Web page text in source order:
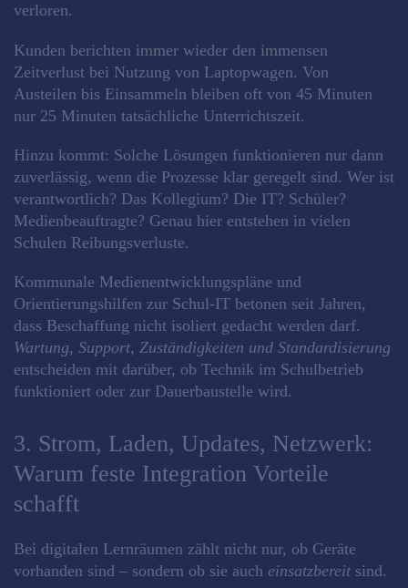
verloren.
Kunden berichten immer wieder den immensen
Zeitverlust bei Nutzung von Laptopwagen. Von
Austeilen bis Einsammeln bleiben oft von 45 Minuten
nur 25 Minuten tatsächliche Unterrichtszeit.
Hinzu kommt: Solche Lösungen funktionieren nur dann
zuverlässig, wenn die Prozesse klar geregelt sind. Wer ist
verantwortlich? Das Kollegium? Die IT? Schüler?
Medienbeauftragte? Genau hier entstehen in vielen
Schulen Reibungsverluste.
Kommunale Medienentwicklungspläne und
Orientierungshilfen zur Schul-IT betonen seit Jahren,
dass Beschaffung nicht isoliert gedacht werden darf.
Wartung, Support, Zuständigkeiten und Standardisierung
entscheiden mit darüber, ob Technik im Schulbetrieb
funktioniert oder zur Dauerbaustelle wird.
3. Strom, Laden, Updates, Netzwerk:
Warum feste Integration Vorteile
schafft
Bei digitalen Lernräumen zählt nicht nur, ob Geräte
vorhanden sind – sondern ob sie auch einsatzbereit sind.